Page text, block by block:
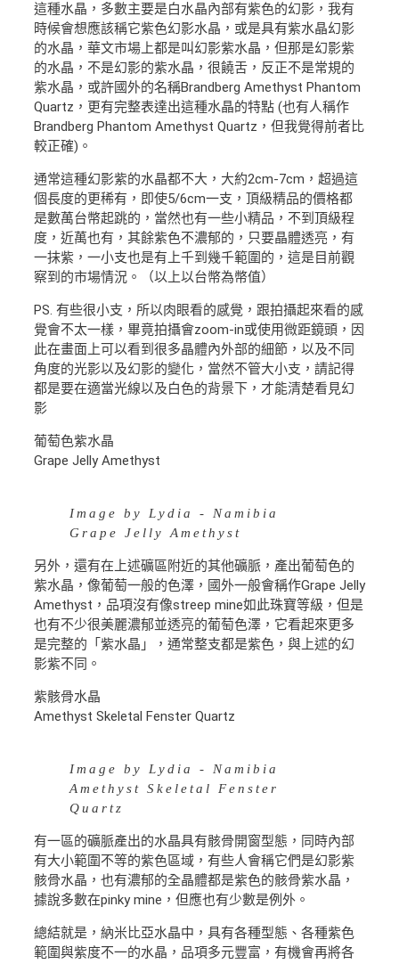
這種水晶，多數主要是白水晶內部有紫色的幻影，我有
時候會想應該稱它紫色幻影水晶，或是具有紫水晶幻影
的水晶，華文市場上都是叫幻影紫水晶，但那是幻影紫
的水晶，不是幻影的紫水晶，很饒舌，反正不是常規的
紫水晶，或許國外的名稱Brandberg Amethyst Phantom
Quartz，更有完整表達出這種水晶的特點 (也有人稱作
Brandberg Phantom Amethyst Quartz，但我覺得前者比
較正確)。
通常這種幻影紫的水晶都不大，大約2cm-7cm，超過這
個長度的更稀有，即使5/6cm一支，頂級精品的價格都
是數萬台幣起跳的，當然也有一些小精品，不到頂級程
度，近萬也有，其餘紫色不濃郁的，只要晶體透亮，有
一抹紫，一小支也是有上千到幾千範圍的，這是目前觀
察到的市場情況。（以上以台幣為幣值）
PS. 有些很小支，所以肉眼看的感覺，跟拍攝起來看的感
覺會不太一樣，畢竟拍攝會zoom-in或使用微距鏡頭，因
此在畫面上可以看到很多晶體內外部的細節，以及不同
角度的光影以及幻影的變化，當然不管大小支，請記得
都是要在適當光線以及白色的背景下，才能清楚看見幻
影
葡萄色紫水晶
Grape Jelly Amethyst
Image by Lydia - Namibia
Grape Jelly Amethyst
另外，還有在上述礦區附近的其他礦脈，產出葡萄色的
紫水晶，像葡萄一般的色澤，國外一般會稱作Grape Jelly
Amethyst，品項沒有像streep mine如此珠寶等級，但是
也有不少很美麗濃郁並透亮的葡萄色澤，它看起來更多
是完整的「紫水晶」，通常整支都是紫色，與上述的幻
影紫不同。
紫骸骨水晶
Amethyst Skeletal Fenster Quartz
Image by Lydia - Namibia
Amethyst Skeletal Fenster
Quartz
有一區的礦脈產出的水晶具有骸骨開窗型態，同時內部
有大小範圍不等的紫色區域，有些人會稱它們是幻影紫
骸骨水晶，也有濃郁的全晶體都是紫色的骸骨紫水晶，
據說多數在pinky mine，但應也有少數是例外。
總結就是，納米比亞水晶中，具有各種型態、各種紫色
範圍與紫度不一的水晶，品項多元豐富，有機會再將各